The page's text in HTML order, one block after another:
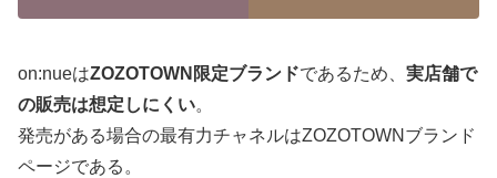
on:nueはZOZOTOWN限定ブランドであるため、 実店舗で
の販売は想定しにくい。
発売がある場合の最有力チャネルはZOZOTOWNブランド
ページである。